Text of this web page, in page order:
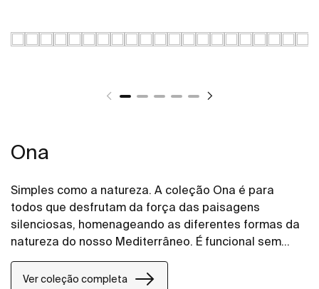
Ona
Simples como a natureza. A coleção Ona é para
todos que desfrutam da força das paisagens
silenciosas, homenageando as diferentes formas da
natureza do nosso Mediterrâneo. É funcional sem
parecer fria, com uma estética marcante alinhada
com o calor inerente ao ambiente natural.
Ver coleção completa